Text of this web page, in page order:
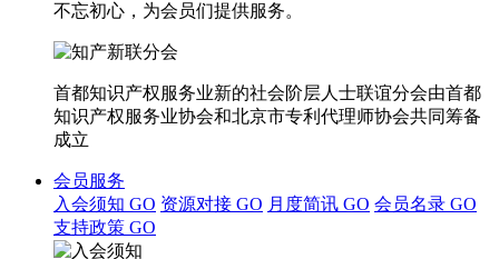
不忘初心，为会员们提供服务。
首都知识产权服务业新的社会阶层人士联谊分会由首都
知识产权服务业协会和北京市专利代理师协会共同筹备
成立
会员服务
入会须知 GO 资源对接 GO 月度简讯 GO 会员名录 GO
支持政策 GO